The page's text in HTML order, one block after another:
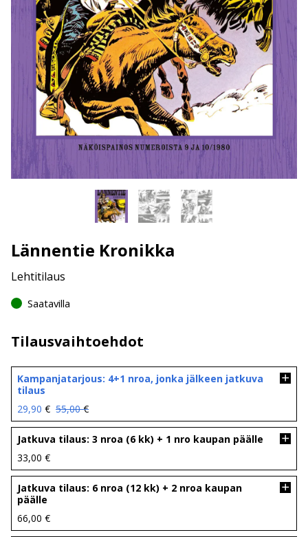
Lännentie Kronikka
Lehtitilaus
Saatavilla
Tilausvaihtoehdot
Kampanjatarjous: 4+1 nroa, jonka jälkeen jatkuva
tilaus
55,00€
Alkuperäinen
hinta
oli:
55,00 €.
29,90 €
Nykyinen
hinta
on:
29,90 €.
Jatkuva tilaus: 3 nroa (6 kk) + 1 nro kaupan päälle
33,00 €
Jatkuva tilaus: 6 nroa (12 kk) + 2 nroa kaupan
päälle
66,00 €